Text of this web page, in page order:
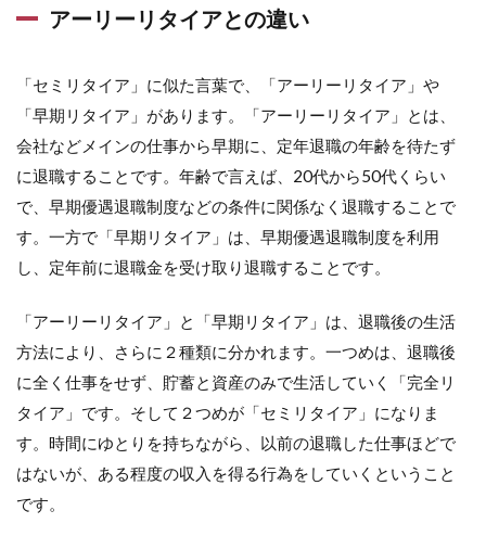
アーリーリタイアとの違い
「セミリタイア」に似た言葉で、「アーリーリタイア」や
「早期リタイア」があります。「アーリーリタイア」とは、
会社などメインの仕事から早期に、定年退職の年齢を待たず
に退職することです。年齢で言えば、20代から50代くらい
で、早期優遇退職制度などの条件に関係なく退職することで
す。一方で「早期リタイア」は、早期優遇退職制度を利用
し、定年前に退職金を受け取り退職することです。
「アーリーリタイア」と「早期リタイア」は、退職後の生活
方法により、さらに２種類に分かれます。一つめは、退職後
に全く仕事をせず、貯蓄と資産のみで生活していく「完全リ
タイア」です。そして２つめが「セミリタイア」になりま
す。時間にゆとりを持ちながら、以前の退職した仕事ほどで
はないが、ある程度の収入を得る行為をしていくということ
です。